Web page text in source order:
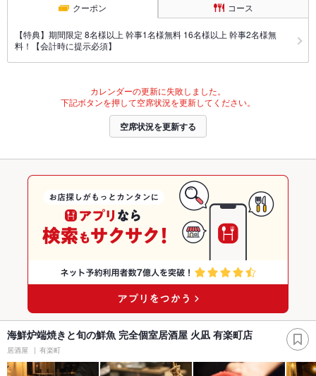
クーポン コース
【特典】期間限定 8名様以上 幹事1名様無料 16名様以上 幹事2名様無
料！【会計時に提示必須】
カレンダーの更新に失敗しました。
下記ボタンを押して空席状況を更新してください。
空席状況を更新する
海鮮炉端焼きと旬の鮮魚 完全個室居酒屋 火凪 有楽町店
居酒屋 有楽町